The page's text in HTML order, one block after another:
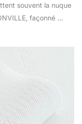
souvent la nuque
façonné …